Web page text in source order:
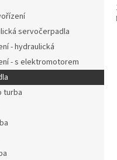
servočerpadla
- hydraulická
- s elektromotorem
turba